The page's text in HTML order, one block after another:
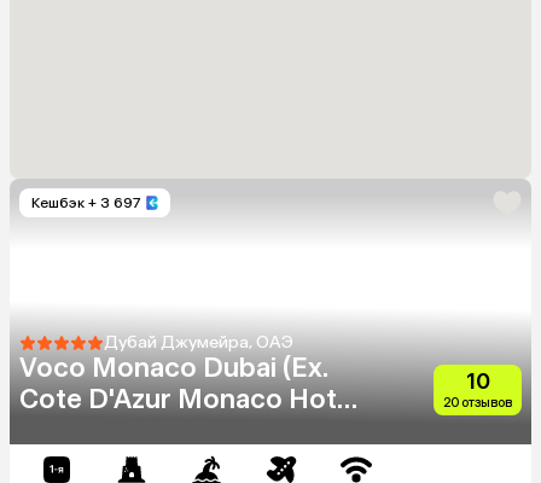
Кешбэк + 3 697
Дубай Джумейра, ОАЭ
Voco Monaco Dubai (Ex.
Cote D'Azur Monaco Hotel)
10
20 отзывов